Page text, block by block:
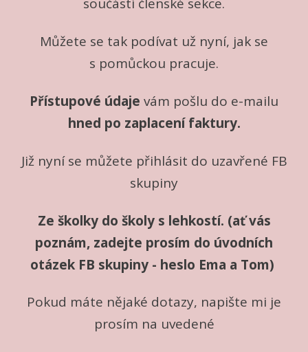
součástí členské sekce.
Můžete se tak podívat už nyní, jak se
s pomůckou pracuje.
Přístupové údaje vám pošlu do e-mailu
hned po zaplacení faktury.
Již nyní se můžete přihlásit do uzavřené FB
skupiny
Ze školky do školy s lehkostí. (ať vás
poznám, zadejte prosím do úvodních
otázek FB skupiny - heslo Ema a Tom)
Pokud máte nějaké dotazy, napište mi je
prosím na uvedené